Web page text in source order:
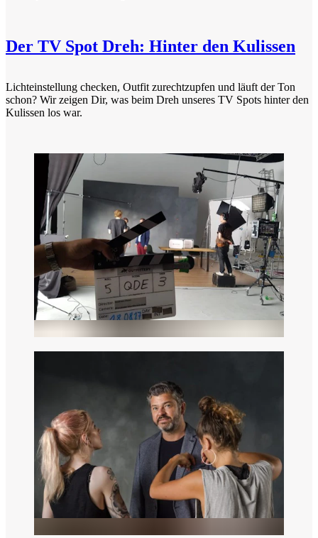
Der TV Spot Dreh: Hinter den Kulissen
Lichteinstellung checken, Outfit zurechtzupfen und läuft der Ton
schon? Wir zeigen Dir, was beim Dreh unseres TV Spots hinter den
Kulissen los war.